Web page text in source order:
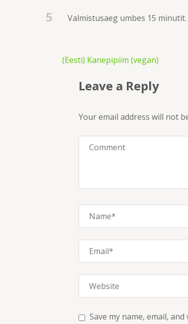
5 Valmistusaeg umbes 15 minutit.
Post
(Eesti) Kanepipiim (vegan)
Leave a Reply
Your email address will not
Save my name, email,